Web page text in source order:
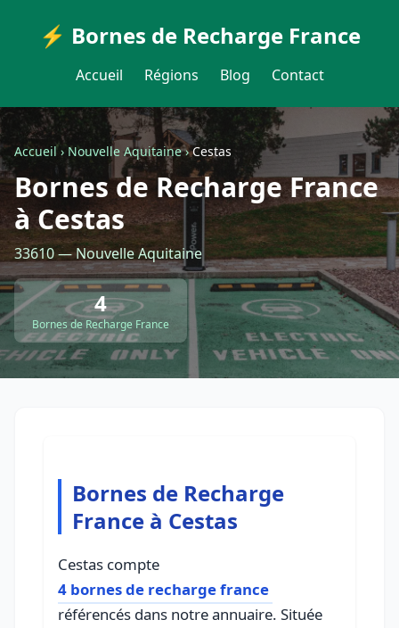
⚡ Bornes de Recharge France
Accueil Régions Blog Contact
Accueil›Nouvelle Aquitaine›Cestas
Bornes de Recharge France
à Cestas
33610 — Nouvelle Aquitaine
4
Bornes de Recharge France
Bornes de Recharge
France à Cestas
Cestas compte
4 bornes de recharge france
référencés dans notre annuaire. Située